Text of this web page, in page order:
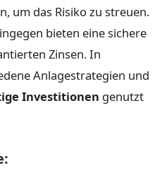
um das Risiko zu streuen.
bieten eine sichere
Zinsen. In
Anlagestrategien und
Investitionen genutzt